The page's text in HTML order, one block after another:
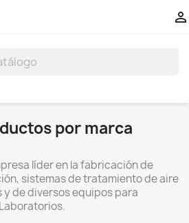

por marca
líder en la fabricación de
sistemas de tratamiento de aire
de diversos equipos para